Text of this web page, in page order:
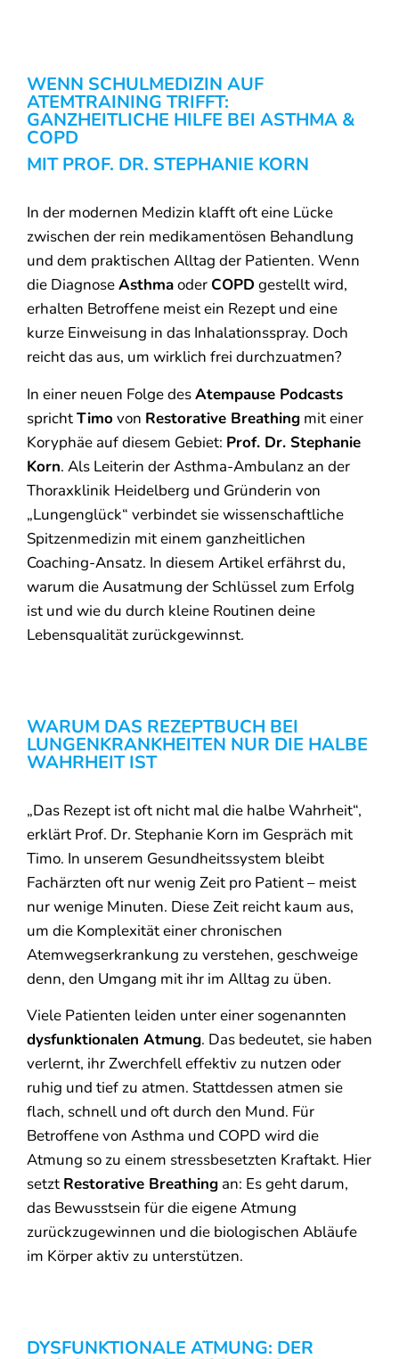
WENN SCHULMEDIZIN AUF
ATEMTRAINING TRIFFT:
GANZHEITLICHE HILFE BEI ASTHMA &
COPD
MIT PROF. DR. STEPHANIE KORN
In der modernen Medizin klafft oft eine Lücke
zwischen der rein medikamentösen Behandlung
und dem praktischen Alltag der Patienten. Wenn
die DiagnoseAsthmaoder COPD gestellt wird,
erhalten Betroffene meist ein Rezept und eine
kurze Einweisung in das Inhalationsspray. Doch
reicht das aus, um wirklich frei durchzuatmen?
In einer neuen Folge desAtempause Podcasts
sprichtTimovon Restorative Breathing mit einer
Koryphäe auf diesem Gebiet: Prof. Dr. Stephanie
Korn. Als Leiterin der Asthma-Ambulanz an der
Thoraxklinik Heidelberg und Gründerin von
„Lungenglück“ verbindet sie wissenschaftliche
Spitzenmedizin mit einem ganzheitlichen
Coaching-Ansatz. In diesem Artikel erfährst du,
warum die Ausatmung der Schlüssel zum Erfolg
ist und wie du durch kleine Routinen deine
Lebensqualität zurückgewinnst.
WARUM DAS REZEPTBUCH BEI
LUNGENKRANKHEITEN NUR DIE HALBE
WAHRHEIT IST
„Das Rezept ist oft nicht mal die halbe Wahrheit“,
erklärt Prof. Dr. Stephanie Korn im Gespräch mit
Timo. In unserem Gesundheitssystem bleibt
Fachärzten oft nur wenig Zeit pro Patient – meist
nur wenige Minuten. Diese Zeit reicht kaum aus,
um die Komplexität einer chronischen
Atemwegserkrankung zu verstehen, geschweige
denn, den Umgang mit ihr im Alltag zu üben.
Viele Patienten leiden unter einer sogenannten
dysfunktionalen Atmung. Das bedeutet, sie haben
verlernt, ihr Zwerchfell effektiv zu nutzen oder
ruhig und tief zu atmen. Stattdessen atmen sie
flach, schnell und oft durch den Mund. Für
Betroffene von Asthma und COPD wird die
Atmung so zu einem stressbesetzten Kraftakt. Hier
setzt Restorative Breathing an: Es geht darum,
das Bewusstsein für die eigene Atmung
zurückzugewinnen und die biologischen Abläufe
im Körper aktiv zu unterstützen.
DYSFUNKTIONALE ATMUNG: DER